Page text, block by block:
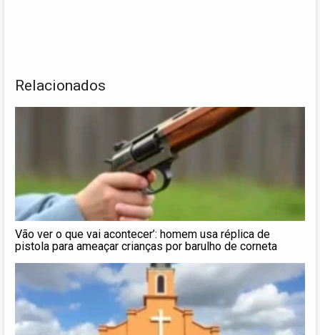
Relacionados
Vão ver o que vai acontecer’: homem usa réplica de
pistola para ameaçar crianças por barulho de corneta